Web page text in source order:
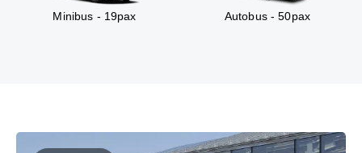
Minibus - 19pax Autobus - 50pax